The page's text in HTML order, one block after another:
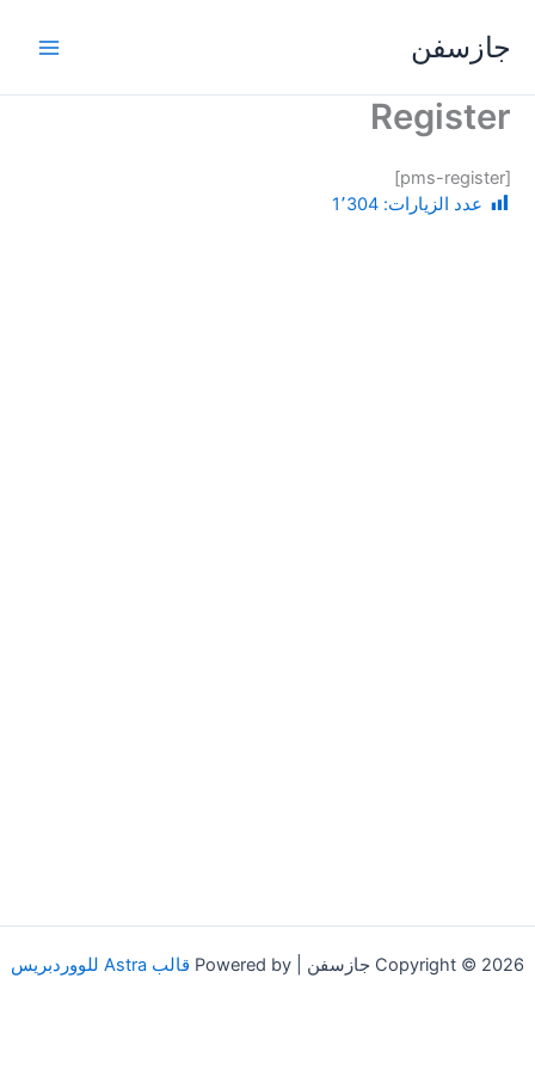
المحتوى
جازسفن
Register
[pms-register]
عدد الزيارات: 1٬304
Copyright © 2026 جازسفن | Powered by قالب Astra للووردبريس